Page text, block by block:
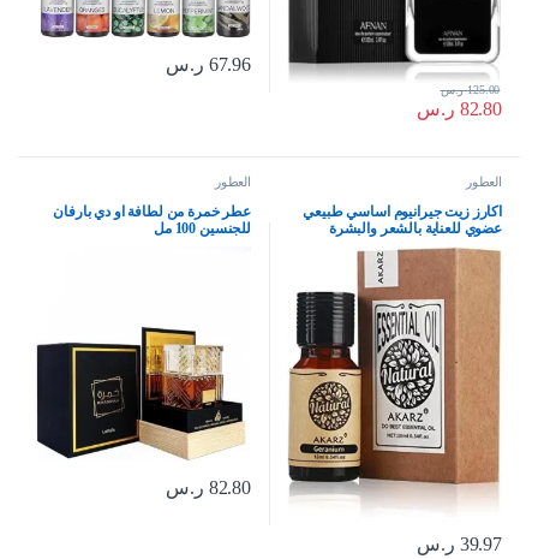
82.80 ر.س
125.00 ر.س
67.96 ر.س
العطور
اكارز زيت جيرانيوم اساسي طبيعي
عضوي للعناية بالشعر والبشرة
والجسم، موزع للشموع والصابون
والحرف اليدوية والتدليك، 10 مل
39.97 ر.س
العطور
عطر خمرة من لطافة او دي بارفان
للجنسين 100 مل
82.80 ر.س